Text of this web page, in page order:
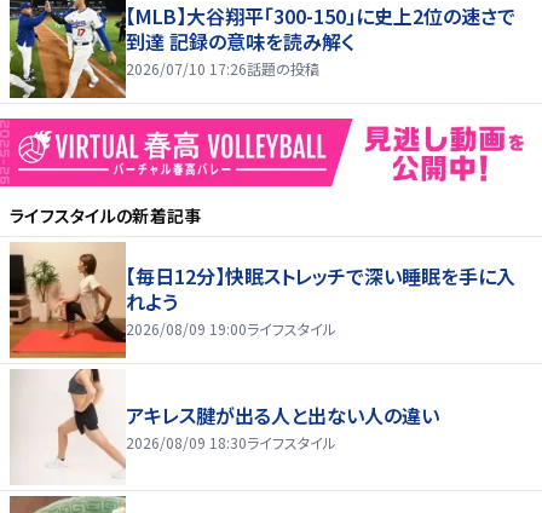
【MLB】大谷翔平「300-150」に史上2位の速さで
到達 記録の意味を読み解く
2026/07/10 17:26話題の投稿
ライフスタイルの新着記事
【毎日12分】快眠ストレッチで深い睡眠を手に入
れよう
2026/08/09 19:00ライフスタイル
アキレス腱が出る人と出ない人の違い
2026/08/09 18:30ライフスタイル